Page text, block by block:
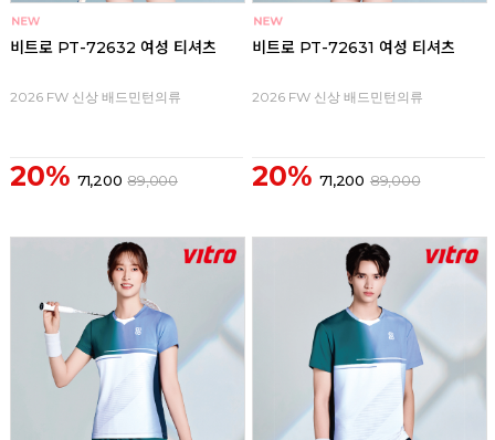
비트로 PT-72632 여성 티셔츠
2026 FW 신상 배드민턴의류
20% 71,200 89,000
비트로 PT-72631 여성 티셔츠
2026 FW 신상 배드민턴의류
20% 71,200 89,000